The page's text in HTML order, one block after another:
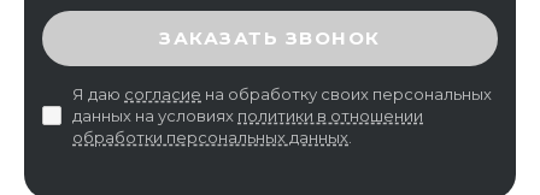
ВВЕДИТЕ ПРОВЕРОЧНЫЙ КОД
ЗАКАЗАТЬ ЗВОНОК
Я даю согласие на обработку своих персональных
данных на условиях политики в отношении
обработки персональных данных